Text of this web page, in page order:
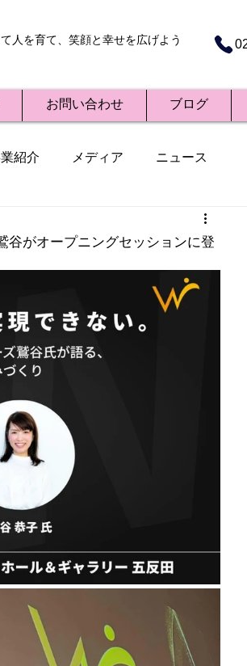
人を育て、笑顔と幸せを広げよう
お問い合わせ ブログ
紹介 メディア ニュース
谷がオープニングセッションに登